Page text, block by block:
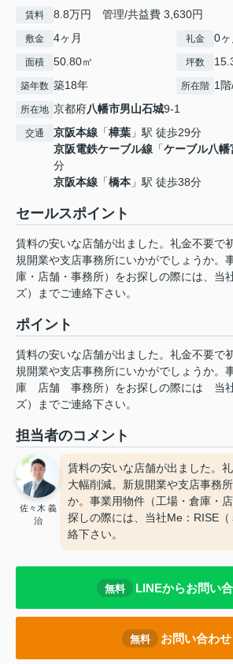
賃料 8.8万円 管理/共益費 3,630円
敷金 4ヶ月 礼金 0ヶ
面積 50.80㎡ 坪数
築年数 築18年 所在階 1
所在地 京都府八幡市男山石城9-1
交通 京阪本線 「樟葉 」駅 徒歩29分
京阪電鉄ケーブル線 「ケーブル八幡
分
京阪本線 「橋本 」駅 徒歩38分
セールスポイント
賃料の安いな店舗が出ました。礼金不要で
規開業や支店事務所にいかがでしょうか。
庫・店舗・事務所）をお探しの際には、当
ズ）までご連絡下さい。
ポイント
賃料の安いな店舗が出ました。礼金不要で
規開業や支店事務所にいかがでしょうか。
庫
店舗 事務所）をお探しの際には
当
ズ）までご連絡下さい。
担当者のコメント
佐々木 義
治
賃料の安いな店舗が出ました。
大幅削減。新規開業や支店事務
か。事業用物件（工場・倉庫・
探しの際には、当社Me：RISE
絡下さい。
無料 LINEからお問い
無料 お問い合わせ